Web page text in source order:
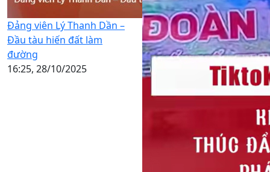
Đảng viên Lý Thanh Dần –
Đầu tàu hiến đất làm
đường
16:25, 28/10/2025